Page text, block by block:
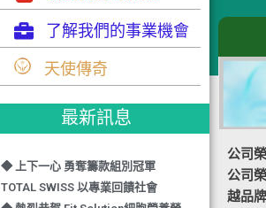
了解我們的事業機會
天使傳奇
最新訊息
◆ TOTAL SWISS 勇奪 亞洲知識管理
學院 3項殊榮
獎,中銀香港環保優秀企業證書及星級
健康飲品品牌大獎
◆ 上下一心 勇奪籌款組別冠軍
TOTAL SWISS 以專業回饋社會
◆ 熱烈恭賀,Fit Solution細胞營養榮
公司
公司
越品